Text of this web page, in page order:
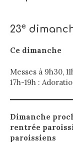
23e
Ce dimanche
Messes à 9h30,
17h-19h :
Dimanche
rentrée
paroissiens